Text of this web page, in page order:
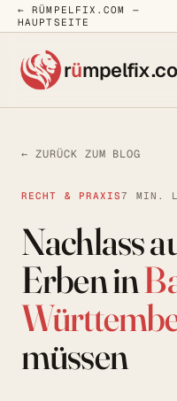
← RÜMPELFIX.COM —
HAUPTSEITE
rümpelfix
← ZURÜCK ZUM BLOG
RECHT & PRAXIS7 MIN.
Nachlass
Erben in
müssen